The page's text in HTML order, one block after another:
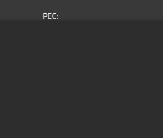
PEC: